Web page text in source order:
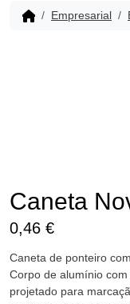
Empresarial
Caneta
0,46 €
Caneta de ponteiro
Corpo de alumínio
projetado para